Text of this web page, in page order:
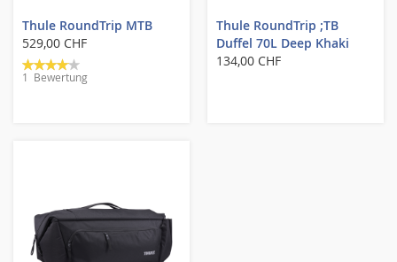
Thule RoundTrip MTB
529,00 CHF
Bewertung:
80%
1 Bewertung
Thule RoundTrip ;TB
Duffel 70L Deep Khaki
134,00 CHF